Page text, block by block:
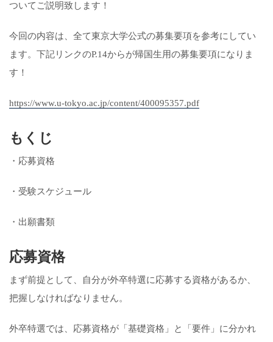
ついてご説明致します！
今回の内容は、全て東京大学公式の募集要項を参考にしてい
ます。下記リンクのP.14からが帰国生用の募集要項になりま
す！
https://www.u-tokyo.ac.jp/content/400095357.pdf
もくじ
・応募資格
・受験スケジュール
・出願書類
応募資格
まず前提として、自分が外卒特選に応募する資格があるか、
把握しなければなりません。
外卒特選では、応募資格が「基礎資格」と「要件」に分かれ